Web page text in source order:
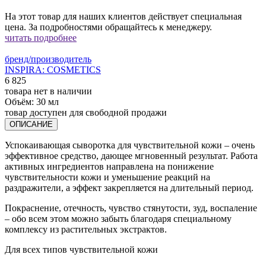
На этот товар для наших клиентов действует специальная
цена. За подробностями обращайтесь к менеджеру.
читать подробнее
бренд/производитель
INSPIRA: COSMETICS
6 825
товара нет в наличии
Объём: 30 мл
товар доступен для свободной продажи
ОПИСАНИЕ
Успокаивающая сыворотка для чувствительной кожи – очень
эффективное средство, дающее мгновенный результат. Работа
активных ингредиентов направлена на понижение
чувствительности кожи и уменьшение реакций на
раздражители, а эффект закрепляется на длительный период.
Покраснение, отечность, чувство стянутости, зуд, воспаление
– обо всем этом можно забыть благодаря специальному
комплексу из растительных экстрактов.
Для всех типов чувствительной кожи